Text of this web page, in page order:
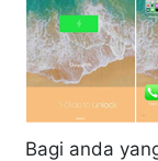
Bagi anda